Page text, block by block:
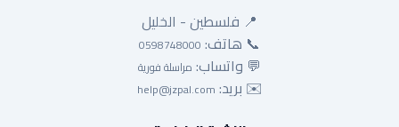
📍 فلسطين - الخليل
📞 هاتف: 0598748000
💬 واتساب: مراسلة فورية
✉️ بريد: help@jzpal.com